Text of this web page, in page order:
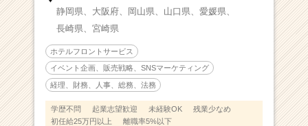
静岡県、 大阪府、 岡山県、 山口県、 愛媛県、
長崎県、 宮崎県
ホテルフロントサービス
イベント企画、販売戦略、SNSマーケティング
経理、財務、人事、総務、法務
学歴不問 起業志望歓迎 未経験OK
残業少なめ
初任給25万円以上
離職率5%以下